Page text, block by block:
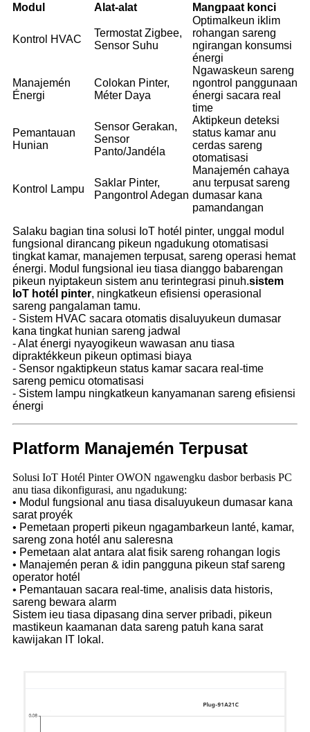
Modul Alat-alat Mangpaat konci
Kontrol HVAC
Termostat Zigbee,
Sensor Suhu
Optimalkeun iklim
rohangan sareng
ngirangan konsumsi
énergi
Manajemén
Énergi
Colokan Pinter,
Méter Daya
Ngawaskeun sareng
ngontrol panggunaan
énergi sacara real
time
Pemantauan
Hunian
Sensor Gerakan,
Sensor
Panto/Jandéla
Aktipkeun deteksi
status kamar anu
cerdas sareng
otomatisasi
Kontrol Lampu
Saklar Pinter,
Pangontrol Adegan
Manajemén cahaya
anu terpusat sareng
dumasar kana
pamandangan
Salaku bagian tina solusi IoT hotél pinter, unggal modul
fungsional dirancang pikeun ngadukung otomatisasi
tingkat kamar, manajemen terpusat, sareng operasi hemat
énergi. Modul fungsional ieu tiasa dianggo babarengan
pikeun nyiptakeun sistem anu terintegrasi pinuh.sistem
IoT hotél pinter, ningkatkeun efisiensi operasional
sareng pangalaman tamu.
- Sistem HVAC sacara otomatis disaluyukeun dumasar
kana tingkat hunian sareng jadwal
- Alat énergi nyayogikeun wawasan anu tiasa
dipraktékkeun pikeun optimasi biaya
- Sensor ngaktipkeun status kamar sacara real-time
sareng pemicu otomatisasi
- Sistem lampu ningkatkeun kanyamanan sareng efisiensi
énergi
Platform Manajemén Terpusat
Solusi IoT Hotél Pinter OWON ngawengku dasbor berbasis PC
anu tiasa dikonfigurasi, anu ngadukung:
• Modul fungsional anu tiasa disaluyukeun dumasar kana
sarat proyék
• Pemetaan properti pikeun ngagambarkeun lanté, kamar,
sareng zona hotél anu saleresna
• Pemetaan alat antara alat fisik sareng rohangan logis
• Manajemén peran & idin pangguna pikeun staf sareng
operator hotél
• Pemantauan sacara real-time, analisis data historis,
sareng bewara alarm
Sistem ieu tiasa dipasang dina server pribadi, pikeun
mastikeun kaamanan data sareng patuh kana sarat
kawijakan IT lokal.